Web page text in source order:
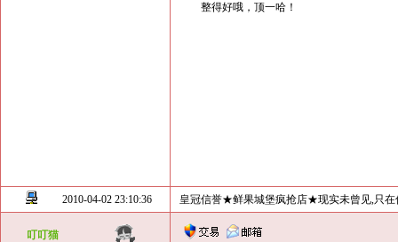
整得好哦，顶一哈！
2010-04-02 23:10:36 皇冠信誉★鲜果城堡疯抢店★现实未曾见,只在
叮叮猫